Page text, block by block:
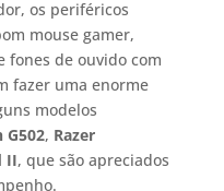
os periféricos
mouse gamer,
fones de ouvido com
fazer uma enorme
modelos
G502, Razer
II, que são apreciados